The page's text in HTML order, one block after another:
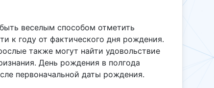
веселым способом отметить
к году от фактического дня рождения.
также могут найти удовольствие
День рождения в полгода
первоначальной даты рождения.